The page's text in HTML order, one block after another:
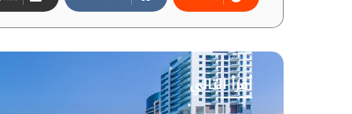
أقرأ التالي